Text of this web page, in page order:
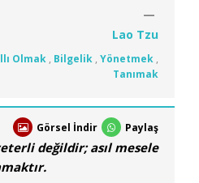
Lao Tzu
Olmak , Bilgelik , Yönetmek ,
Tanımak
Görsel İndir Paylaş
değildir; asıl mesele